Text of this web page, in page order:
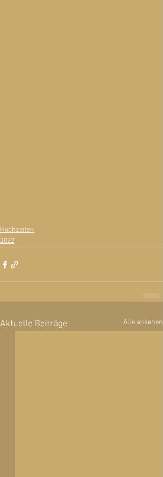
Hochzeiten
2022
Aktuelle Beiträge Alle ansehen